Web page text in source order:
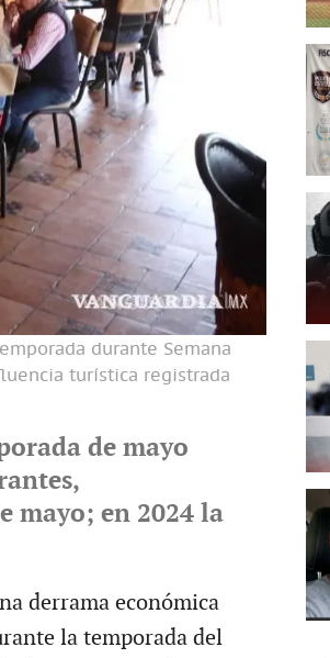
durante Semana
turística registrada
de mayo
mayo; en 2024 la
derrama económica
la temporada del